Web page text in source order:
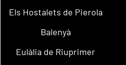
Els Hostalets de Pierola
Balenyà
Eulàlia de Riuprimer